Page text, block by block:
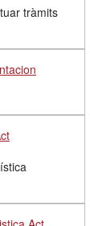
tràmits